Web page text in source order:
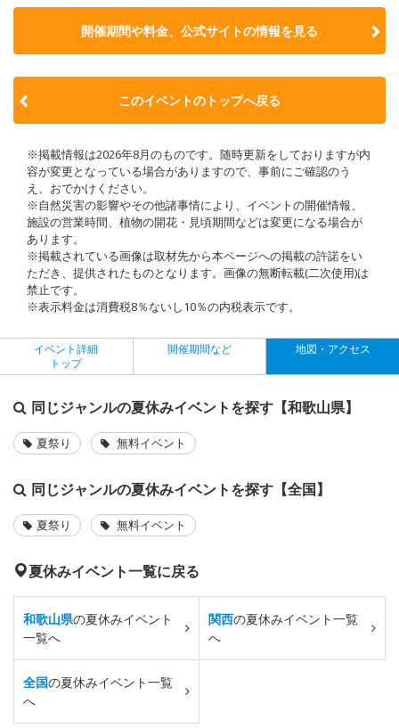
開催期間や料金、公式サイトの情報を見る
このイベントのトップへ戻る
※掲載情報は2026年8月のものです。随時更新をしておりますが内
容が変更となっている場合がありますので、事前にご確認のう
え、おでかけください。
※自然災害の影響やその他諸事情により、イベントの開催情報、
施設の営業時間、植物の開花・見頃期間などは変更になる場合が
あります。
※掲載されている画像は取材先から本ページへの掲載の許諾をい
ただき、提供されたものとなります。画像の無断転載(二次使用)は
禁止です。
※表示料金は消費税8％ないし10％の内税表示です。
イベント詳細
トップ
開催期間など 地図・アクセス
同じジャンルの夏休みイベントを探す【和歌山県】
夏祭り 無料イベント
同じジャンルの夏休みイベントを探す【全国】
夏祭り 無料イベント
夏休みイベント一覧に戻る
和歌山県の夏休みイベント
一覧へ
関西の夏休みイベント一覧
へ
全国の夏休みイベント一覧
へ